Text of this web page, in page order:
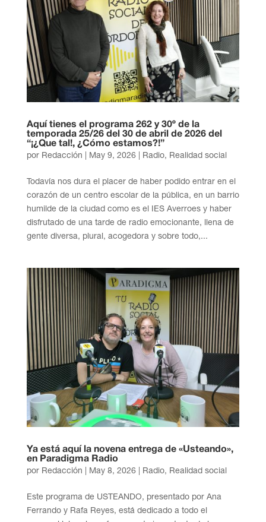
Aquí tienes el programa 262 y 30º de la
temporada 25/26 del 30 de abril de 2026 del
“¡¿Que tal!, ¿Cómo estamos?!”
por Redacción | May 9, 2026| Radio, Realidad social
Todavía nos dura el placer de haber podido entrar en el
corazón de un centro escolar de la pública, en un barrio
humilde de la ciudad como es el IES Averroes y haber
disfrutado de una tarde de radio emocionante, llena de
gente diversa, plural, acogedora y sobre todo,...
Ya está aquí la novena entrega de «Usteando»,
en Paradigma Radio
por Redacción May 8, 2026| Radio, Realidad social
Este programa de USTEANDO, presentado por Ana
Ferrando y Rafa Reyes, está dedicado a todo el